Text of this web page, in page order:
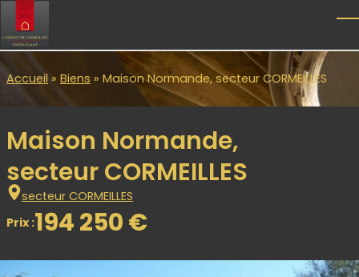
Skip to main content
Accueil » Biens » Maison Normande, secteur CORMEILLES
Maison Normande,
secteur CORMEILLES
secteur CORMEILLES
Prix :194 250 €